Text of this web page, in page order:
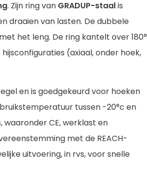
. Zijn ring van GRADUP-staalis
draaien van lasten. De dubbele
het leng. De ring kantelt over 180°
(axiaal, onder hoek,
en is goedgekeurd voor hoeken
tussen -20°c en
CE, werklast en
met de REACH-
uitvoering, in rvs, voor snelle